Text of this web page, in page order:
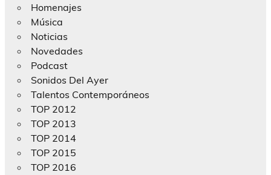
Homenajes
Música
Noticias
Novedades
Podcast
Sonidos Del Ayer
Talentos Contemporáneos
TOP 2012
TOP 2013
TOP 2014
TOP 2015
TOP 2016